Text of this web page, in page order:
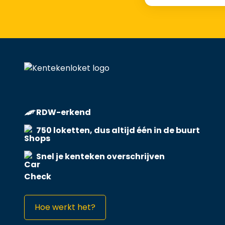
RDW-erkend
750 loketten, dus altijd één in de buurt
Snel je kenteken overschrijven
Hoe werkt het?